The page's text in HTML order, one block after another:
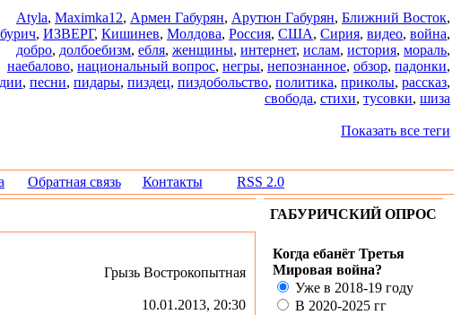
Atyla, Maximka12, Армен Габурян, Арутюн Габурян, Ближний Восток,
, ИЗВЕРГ, Кишинев, Молдова, Россия, США, Сирия, видео, война,
добро, долбоебизм, ебля, женщины, интернет, ислам, история, мораль,
наебалово, национальный вопрос, негры, непознанное, обзор, падонки,
, песни, пидары, пиздец, пиздобольство, политика, приколы, рассказ,
свобода, стихи, тусовки, шиза
Показать все теги
Обратная связь Контакты RSS 2.0
Грызь Вострокопытная
10.01.2013, 20:30
ГАБУРИЧСКИЙ ОПРОС
Когда ебанёт Третья
Мировая война?
Уже в 2018-19 году
В 2020-2025 гг